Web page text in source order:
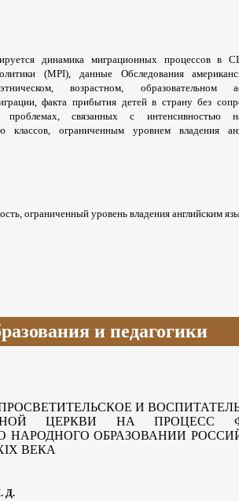
динамика миграционных процессов в
(MPI), данные Обследования
возрастном, образовательном
факта прибытия детей в странубез
проблемах, связанных с интенсивностью
классов, ограниченным уровнем владения
ограниченный уровень владения английским
и педагогики
И
ЦЕРКВИ НА ПРОЦЕСС
НАРОДНОГО ОБРАЗОВАНИИ
ВЕКА
Д.